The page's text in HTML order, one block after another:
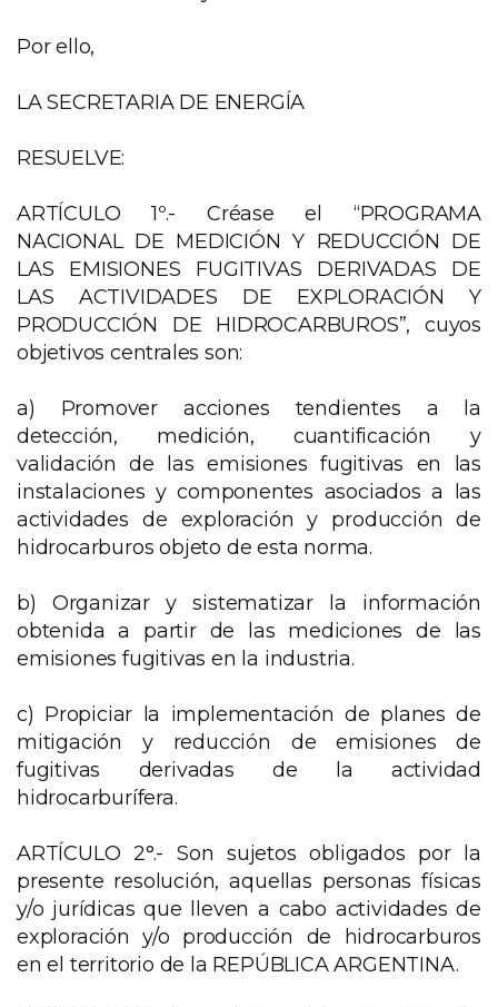
Por ello,
LA SECRETARIA DE ENERGÍA
RESUELVE:
ARTÍCULO 1º.- Créase el “PROGRAMA
NACIONAL DE MEDICIÓN Y REDUCCIÓN DE
LAS EMISIONES FUGITIVAS DERIVADAS DE
LAS ACTIVIDADES DE EXPLORACIÓN Y
PRODUCCIÓN DE HIDROCARBUROS”, cuyos
objetivos centrales son:
a) Promover acciones tendientes a la
detección, medición, cuantificación y
validación de las emisiones fugitivas en las
instalaciones y componentes asociados a las
actividades de exploración y producción de
hidrocarburos objeto de esta norma.
b) Organizar y sistematizar la información
obtenida a partir de las mediciones de las
emisiones fugitivas en la industria.
c) Propiciar la implementación de planes de
mitigación y reducción de emisiones de
fugitivas derivadas de la actividad
hidrocarburífera.
ARTÍCULO 2°.- Son sujetos obligados por la
presente resolución, aquellas personas físicas
y/o jurídicas que lleven a cabo actividades de
exploración y/o producción de hidrocarburos
en el territorio de la REPÚBLICA ARGENTINA.